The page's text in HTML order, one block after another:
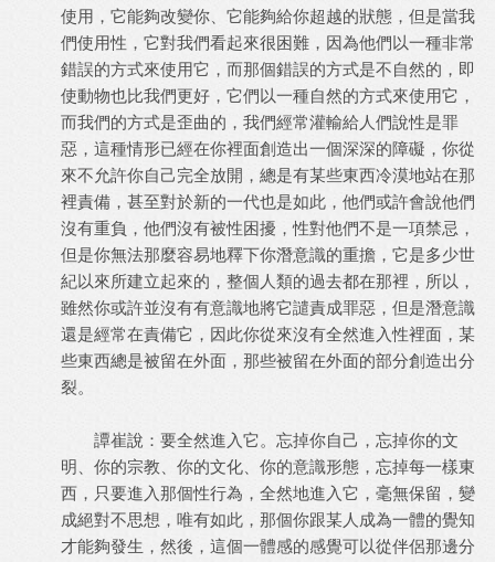
使用，它能夠改變你、它能夠給你超越的狀態，但是當我
們使用性，它對我們看起來很困難，因為他們以一種非常
錯誤的方式來使用它，而那個錯誤的方式是不自然的，即
使動物也比我們更好，它們以一種自然的方式來使用它，
而我們的方式是歪曲的，我們經常灌輸給人們說性是罪
惡，這種情形已經在你裡面創造出一個深深的障礙，你從
來不允許你自己完全放開，總是有某些東西冷漠地站在那
裡責備，甚至對於新的一代也是如此，他們或許會說他們
沒有重負，他們沒有被性困擾，性對他們不是一項禁忌，
但是你無法那麼容易地釋下你潛意識的重擔，它是多少世
紀以來所建立起來的，整個人類的過去都在那裡，所以，
雖然你或許並沒有有意識地將它譴責成罪惡，但是潛意識
還是經常在責備它，因此你從來沒有全然進入性裡面，某
些東西總是被留在外面，那些被留在外面的部分創造出分
裂。
譚崔說：要全然進入它。忘掉你自己，忘掉你的文
明、你的宗教、你的文化、你的意識形態，忘掉每一樣東
西，只要進入那個性行為，全然地進入它，毫無保留，變
成絕對不思想，唯有如此，那個你跟某人成為一體的覺知
才能夠發生，然後，這個一體感的感覺可以從伴侶那邊分